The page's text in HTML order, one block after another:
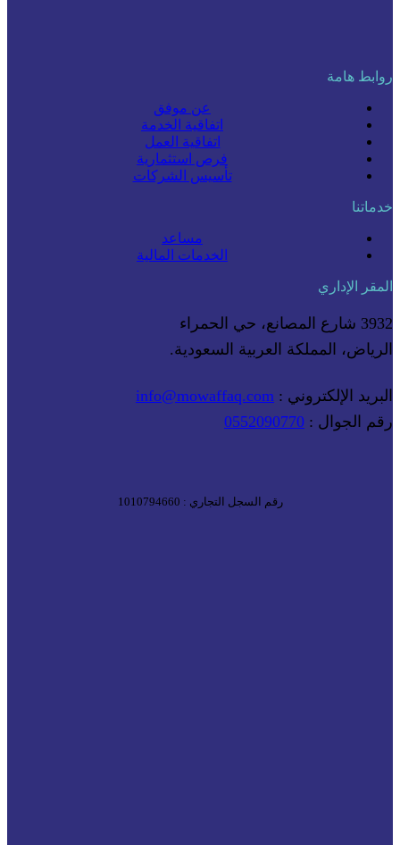
روابط هامة
عن موفق
اتفاقية الخدمة
اتفاقية العمل
فرص استثمارية
تأسيس الشركات
خدماتنا
مساعد
الخدمات المالية
المقر الإداري
3932 شارع المصانع، حي الحمراء
الرياض، المملكة العربية السعودية.
البريد الإلكتروني : info@mowaffaq.com
رقم الجوال : 0552090770
رقم السجل التجاري : 1010794660